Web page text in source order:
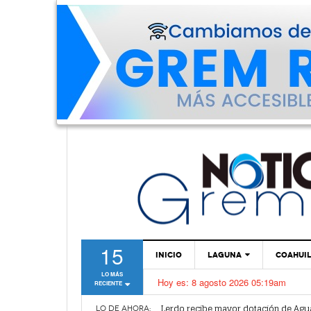
15
LO MÁS
RECIENTE
INICIO LAGUNA
TORREÓN
GÓMEZ PALACIO
Hoy es: 8 agosto 2026 05:19am
LO DE AHORA:
Vamos a ser parte de esta nueva